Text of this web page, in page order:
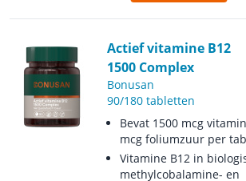
Actief vitamine B12
1500 Complex
Bonusan
90/180 tabletten
Bevat 1500 mcg
mcg foliumzuur per
Vitamine B12 in
methylcobalamine- en